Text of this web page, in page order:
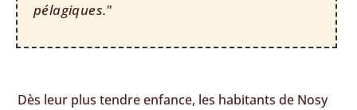
pélagiques."
Dès leur plus tendre enfance, les habitants de Nosy